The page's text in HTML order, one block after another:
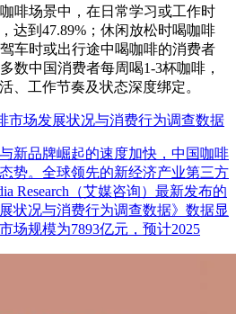
啡场景中，在日常学习或工作时
达到47.89%；休闲放松时喝咖啡
车时或出行途中喝咖啡的消费者
数中国消费者每周喝1-3杯咖啡，
、工作节奏及状态深度绑定。
市场发展状况与消费行为调查数据
新品牌崛起的速度加快，中国咖啡
势。全球领先的新经济产业第三方
Research（艾媒咨询）最新发布的
状况与消费行为调查数据》数据显
场规模为7893亿元，预计2025